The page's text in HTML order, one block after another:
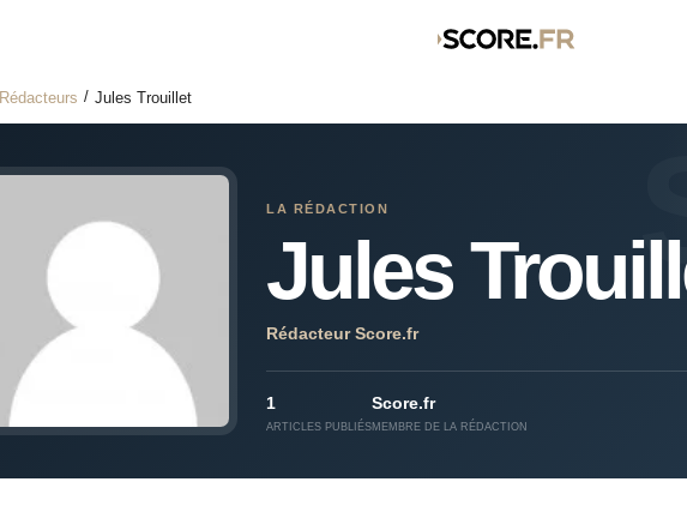
Rédacteurs Jules Trouillet
LA RÉDACTION
Jules
Rédacteur Score.fr
1
ARTICLES PUBLIÉS
Score.fr
MEMBRE DE LA RÉDACTION